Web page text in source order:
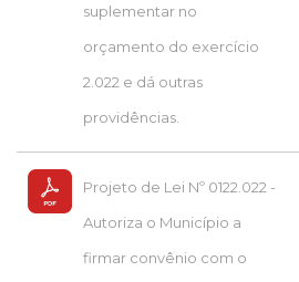
suplementar no
orçamento do exercício
2.022 e dá outras
providências.
Projeto de Lei Nº 0122.022 -
Autoriza o Município a
firmar convênio com o